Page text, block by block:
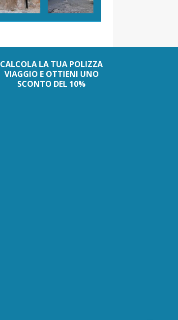
CALCOLA LA TUA POLIZZA
VIAGGIO E OTTIENI UNO
SCONTO DEL 10%